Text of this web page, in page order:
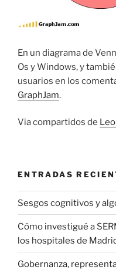
En un diagrama de
Os y Windows, y
usuarios en los
GraphJam.
Via compartidos de
ENTRADAS
Sesgos cognitivos y
Cómo investigué a
los hospitales de
Gobernanza,